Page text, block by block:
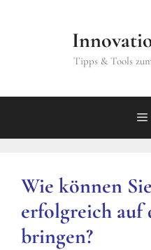
Tipps & Tools
Wie können
erfolgreich auf
bringen?